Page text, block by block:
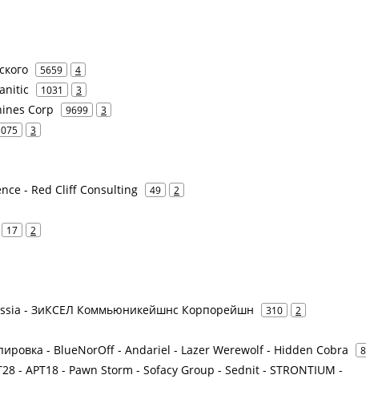
5659 4
1031 3
Corp 9699 3
3
- Red Cliff Consulting 49 2
17 2
- ЗиКСЕЛ Коммьюникейшнс Корпорейшн 310 2
- BlueNorOff - Andariel - Lazer Werewolf - Hidden Cobra
- APT18 - Pawn Storm - Sofacy Group - Sednit - STRONTIUM -